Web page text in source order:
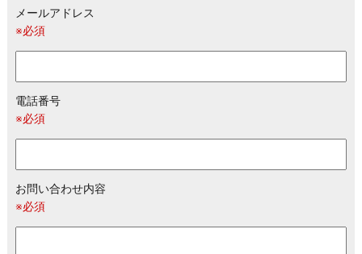
メールアドレス
※必須
電話番号
※必須
お問い合わせ内容
※必須